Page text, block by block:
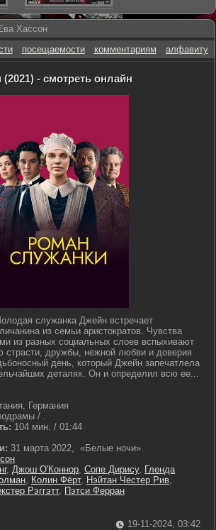
Хассон
посещаемости комментариям алфавиту
- смотреть онлайн
служанка Джейн встречает
из семьи аристократов. Чувства
из разных социальных слоев вспыхивают
страсти, дружбы, нежной любви и доверия
день, который Джейн запечатлела
деталях. Он и определил всю ее...
Германия
/ .
104 мин. / 01:44
31 марта 2022, «Белые ночи»
, Джош О'Коннор, Сопе Дирису, Гленда
, Колин Фёрт, Нэйтан Честер Рив,
Рэггэтт, Пэтси Ферран
19-11-2024, 03:42